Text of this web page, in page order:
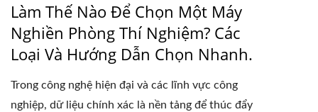
Làm Thế Nào Để Chọn Một Máy
Nghiền Phòng Thí Nghiệm? Các
Loại Và Hướng Dẫn Chọn Nhanh.
Trong công nghệ hiện đại và các lĩnh vực công
nghiệp, dữ liệu chính xác là nền tảng để thúc đẩy